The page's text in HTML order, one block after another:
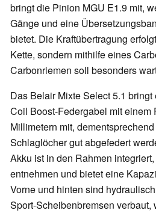
bringt die Pinion MGU E1.9 mit,
Gänge und eine
bietet. Die Kraftübertragung
Kette, sondern mithilfe eines
Carbonriemen soll besonders
Das Belair Mixte Select 5.1
Coil Boost-Federgabel mit einem
Millimetern mit,
Schlaglöcher gut abgefedert
Akku ist in den Rahmen
entnehmen und bietet eine
Vorne und hinten sind
Sport-Scheibenbremsen